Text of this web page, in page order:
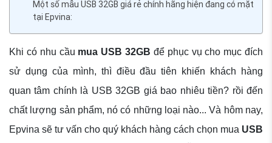
Một số mẫu USB 32GB giá rẻ chính hãng hiện đang có mặt
tại Epvina:
Khi có nhu cầu mua USB 32GB để phục vụ cho mục đích
sử dụng của mình, thì điều đầu tiên khiến khách hàng
quan tâm chính là USB 32GB giá bao nhiêu tiền? rồi đến
chất lượng sản phẩm, nó có những loại nào... Và hôm nay,
Epvina sẽ tư vấn cho quý khách hàng cách chọn mua USB